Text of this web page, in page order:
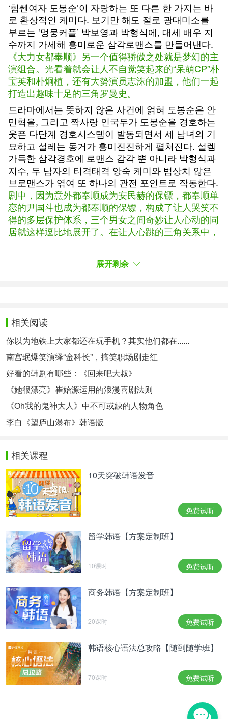
‘힘쎈여자 도봉순’이 자랑하는 또 다른 한 가지는 바
로 환상적인 케미다. 보기만 해도 절로 광대미소를
부르는 ‘멍뭉커플’ 박보영과 박형식에, 대세 배우 지
수까지 가세해 흥미로운 삼각로맨스를 만들어낸다.
《大力女都奉顺》另一个值得骄傲之处就是梦幻的主
演组合。光看着就会让人不自觉笑起来的“呆萌CP”朴
宝英和朴炯植，还有大势演员志洙的加盟，他们一起
打造出趣味十足的三角罗曼史。
드라마에서는 뜻하지 않은 사건에 얽혀 도봉순은 안
민혁을, 그리고 짝사랑 인국두가 도봉순을 경호하는
웃픈 다단계 경호시스템이 발동되면서 세 남녀의 기
묘하고 설레는 동거가 흥미진진하게 펼쳐진다. 설렘
가득한 삼각경호에 로맨스 감각 뿐 아니라 박형식과
지수, 두 남자의 티격태격 앙숙 케미와 범상치 않은
브로맨스가 엮여 또 하나의 관전 포인트로 작동한다.
剧中，因为意外都奉顺成为安民赫的保镖，都奉顺单
恋的尹国斗也成为都奉顺的保镖，构成了让人哭笑不
得的多层保护体系，三个男女之间奇妙让人心动的同
居就这样逗比地展开了。在让人心跳的三角关系中，
除了三角罗曼史，还加入了朴炯植和志洙两个男人之
也成为该剧重要的观剧要素。
서늘해지는 스릴러까지 더해 쫄깃한 긴장감을 불어
넣는다. 작품 속 도봉순이 사는 도봉동에는 의문의
여성 연쇄실종사건이 발생하고, 용감한 도봉순이 출
동해 준법정신 따윈 없는 안민혁, 들판의 야생마 같
은 열혈 형사 인국두와 함께 사건을 해결해나가는 이
야기가 탄탄한 서사로 진행된다.
《大力女都奉顺》除了甜甜蜜蜜的罗曼史，还加入了
惊险刺激的剧情，增添了耐人寻味的紧张感。剧中，
都奉顺居住的都奉洞发生了未破解的女性连续失踪
赫，像野马一样的热血刑警尹国斗一起破案，故事情
节紧密充实。
범인을 쫓을 때는 손에 땀을 쥐는 긴장감을 선사하고
사건의 후반부로 갈수록 소름 돋는 반전을 예고해 시
청자들의 흥미를 더한다. 박보영 박형식 지수로 이뤄
진 눈호강 만찢 어벤저스 팀이 여성 연쇄실종사건을
追逐犯人时令人手心流汗的紧张感，预示着事件越往
后发展、越令人毛骨悚然的反转，增加了观众们的兴
趣。朴宝英、朴炯植、志洙组成的养眼“漫撕”复仇者
组合积极解决女性连续失踪案件的场面也让观众们倍
感期待。
#4. 심혜진X유재명X임원희X김원해...핵폭탄 웃음 조
연
#4. 沈惠珍X刘在明X林元熙X金元海…重量级爆笑助
演
‘힘쎈여자 도봉순’에는 심혜진, 유재명 등 도봉순의
개성만점 콩가루 패밀리부터 임원희, 김원해 등 여러
작품에서 그 능력치를 입증한 폭소 만발 명품 배우들
在《大力女都奉顺》中，你可以看到沈慧珍、刘在明
展开剩余
相关阅读
你以为地铁上大家都还在玩手机？其实他们都在......
南宫珉爆笑演绎“金科长”，搞笑职场剧走红
好看的韩剧有哪些：《回来吧大叔》
《她很漂亮》崔始源运用的浪漫喜剧法则
《Oh我的鬼神大人》中不可或缺的人物角色
李白《望庐山瀑布》韩语版
相关课程
10天突破韩语发音
免费试听
留学韩语【方案定制班】
10课时 免费试听
商务韩语【方案定制班】
20课时 免费试听
韩语核心语法总攻略【随到随学班】
70课时 免费试听